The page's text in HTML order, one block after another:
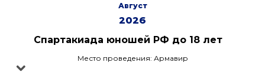
Август
2026
Спартакиада юношей РФ до 18 лет
Место проведения: Армавир